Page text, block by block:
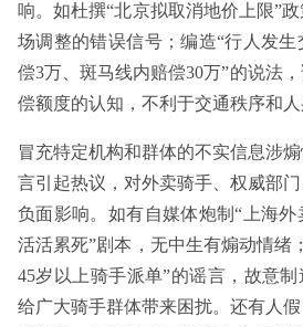
响。如杜撰“北京拟取消地价上限”
场调整的错误信号；编造“行人发
偿3万、斑马线内赔偿30万”的说法
偿额度的认知，不利于交通秩序和人
冒充特定机构和群体的不实信息涉
言引起热议，对外卖骑手、权威部
负面影响。如有自媒体炮制“上海外
活活累死”剧本，无中生有煽动情绪
45岁以上骑手派单”的谣言，故意制
给广大骑手群体带来困扰。还有人